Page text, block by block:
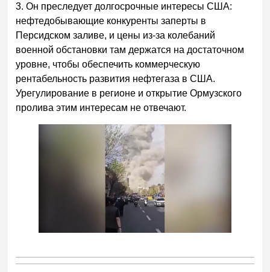
3. Он преследует долгосрочные интересы США:
нефтедобывающие конкуренты заперты в
Персидском заливе, и цены из-за колебаний
военной обстановки там держатся на достаточном
уровне, чтобы обеспечить коммерческую
рентабельность развития нефтегаза в США.
Урегулирование в регионе и открытие Ормузского
пролива этим интересам не отвечают.